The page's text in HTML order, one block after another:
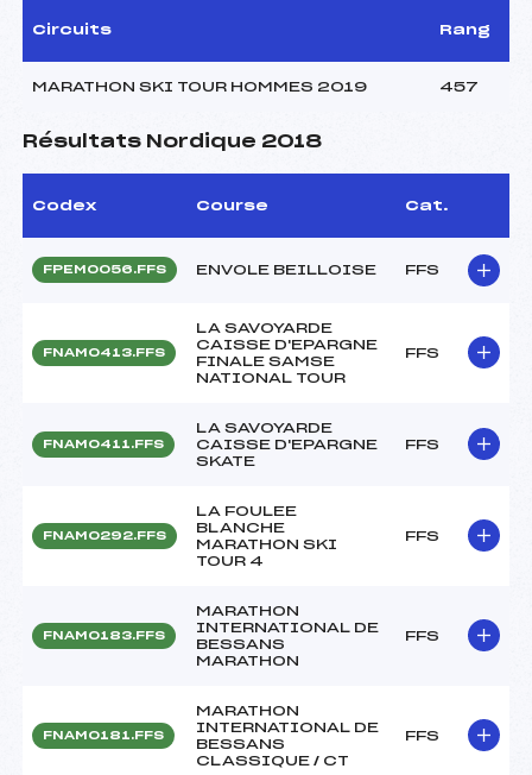
Circuits Rang
MARATHON SKI TOUR HOMMES 2019 457
Résultats Nordique 2018
Codex Course Cat.
FPEM0056.FFS ENVOLE BEILLOISE FFS
FNAM0413.FFS
LA SAVOYARDE
CAISSE D'EPARGNE
FINALE SAMSE
NATIONAL TOUR
FFS
FNAM0411.FFS
LA SAVOYARDE
CAISSE D'EPARGNE
SKATE
FFS
FNAM0292.FFS
LA FOULEE
BLANCHE
MARATHON SKI
TOUR 4
FFS
FNAM0183.FFS
MARATHON
INTERNATIONAL DE
BESSANS
MARATHON
FFS
FNAM0181.FFS
MARATHON
INTERNATIONAL DE
BESSANS
CLASSIQUE / CT
FFS